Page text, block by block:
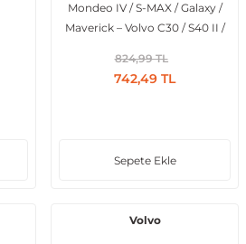
Mondeo IV / S-MAX / Galaxy /
Maverick – Volvo C30 / S40 II /
16V (2003-2014) Uyumlu
Ateşleme Bobini
824,99 TL
742,49 TL
Sepete Ekle
Volvo